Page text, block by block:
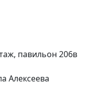
павильон 206в
Алексеева